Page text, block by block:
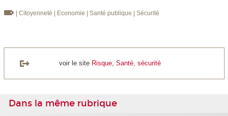
| Citoyenneté | Economie | Santé publique | Sécurité
voir le site Risque, Santé, sécurité
Dans la même rubrique